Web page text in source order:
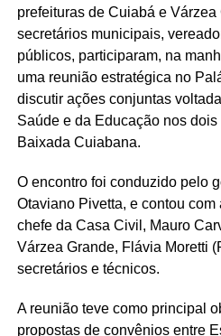
prefeituras de Cuiabá e Várzea
secretários municipais,
públicos, participaram, na
uma reunião estratégica no
discutir ações conjuntas
Saúde e da Educação nos
Baixada Cuiabana.
O encontro foi conduzido pelo
Otaviano Pivetta, e contou
chefe da Casa Civil, Mauro
Várzea Grande, Flávia Moretti
secretários e técnicos.
A reunião teve como principal
propostas de convênios entre